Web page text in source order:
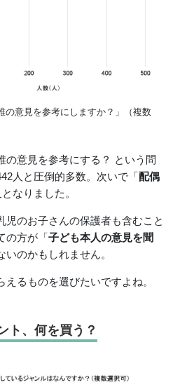
の意見を参考にしますか？」（複数
の意見を参考にする？ という問
人と圧倒的多数。次いで「配偶
なりました。
児のお子さんの保護者も含むこと
の方が「子ども本人の意見を聞
いのかもしれません。
るものを選びたいですよね。
ト、何を買う？